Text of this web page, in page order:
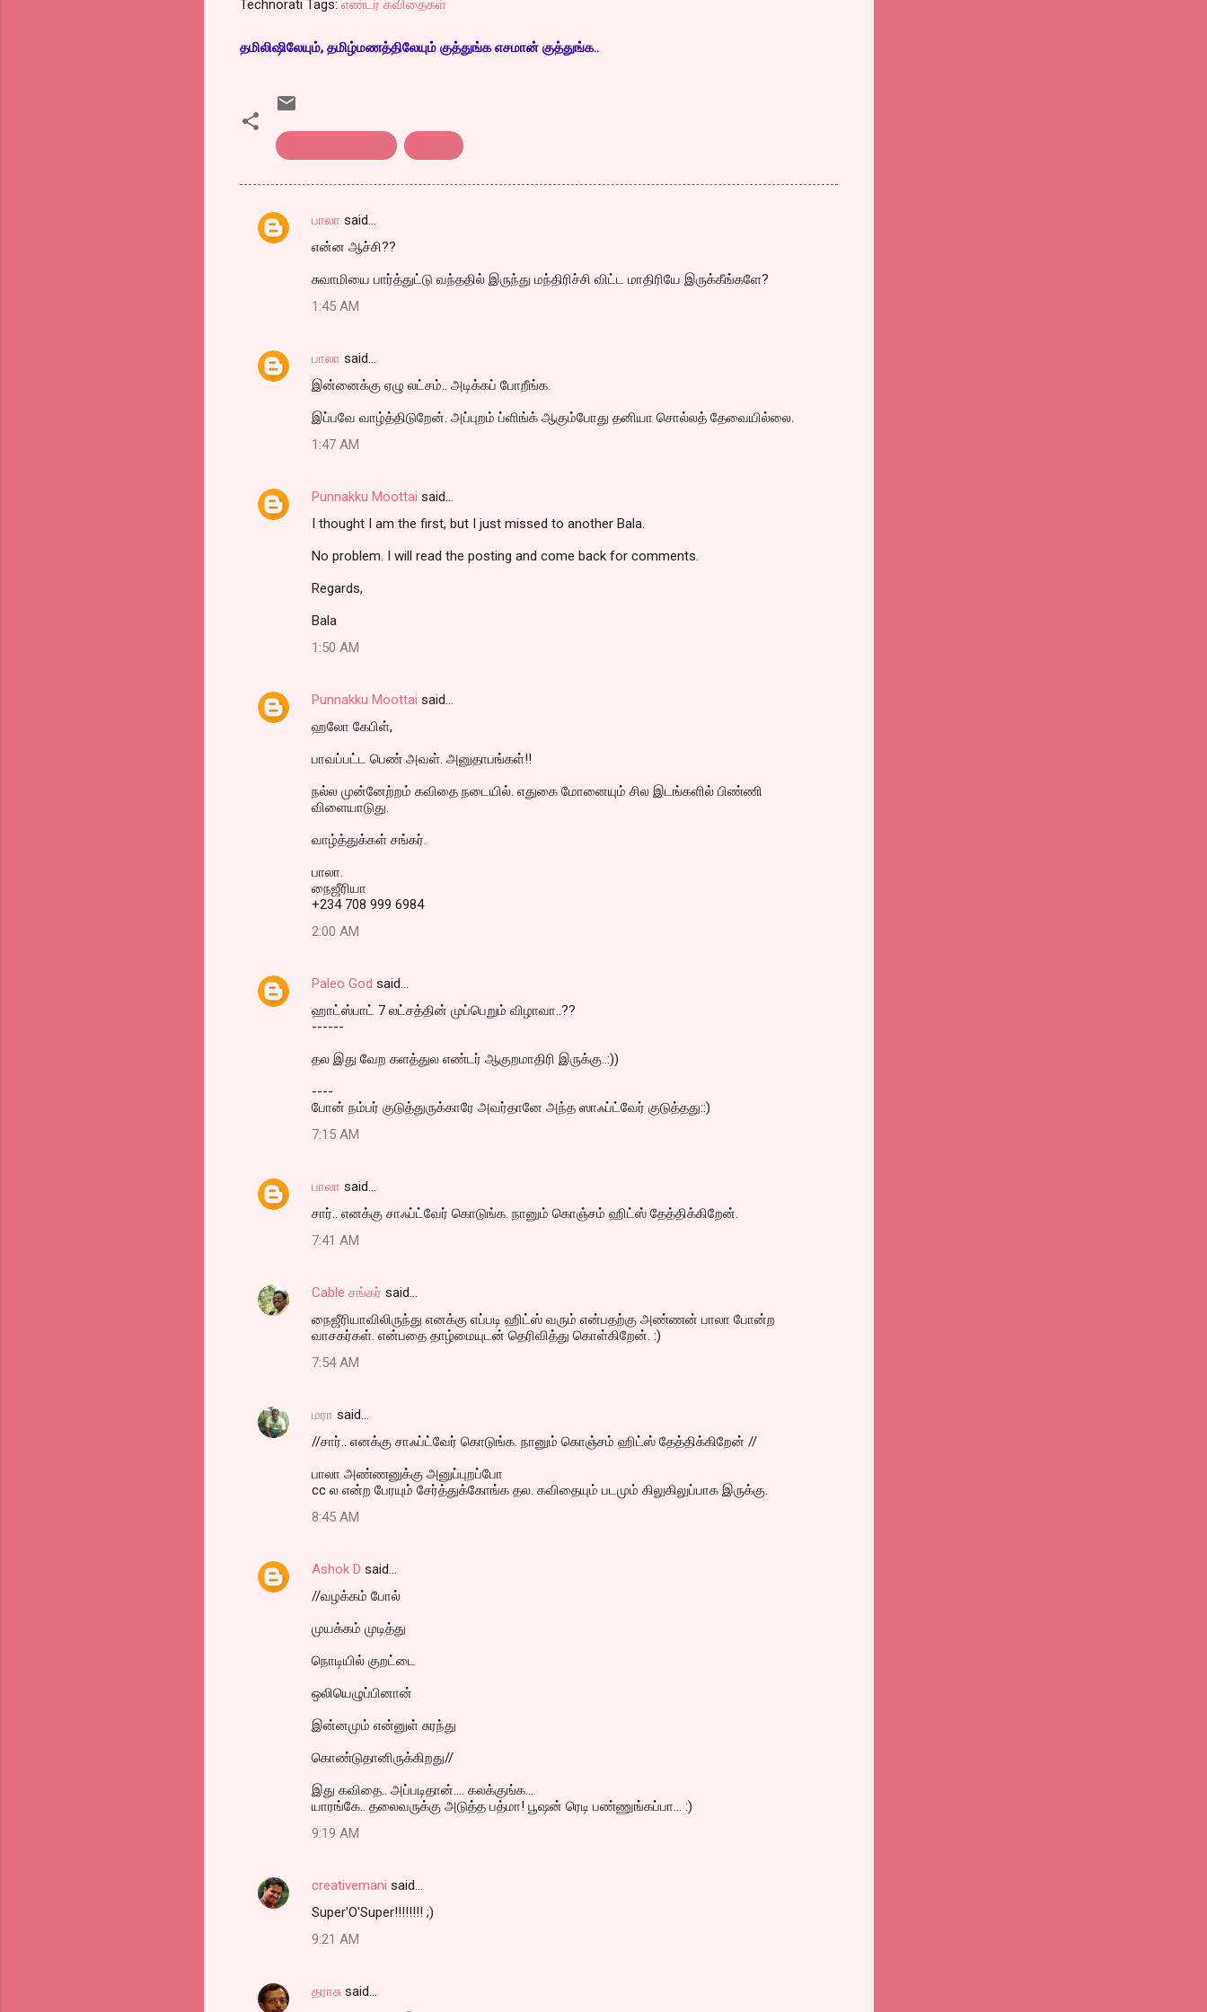
Technorati Tags: எண்டர் கவிதைகள்
தமிலிஷிலேயும், தமிழ்மணத்திலேயும் குத்துங்க எசமான் குத்துங்க..
C
n
t
பாலா said…
என்ன ஆச்சி??
சுவாமியை பார்த்துட்டு வந்ததில் இருந்து மந்திரிச்சி விட்ட மாதிரியே இருக்கீங்களே?
1:45 AM
பாலா said…
இன்னைக்கு ஏழு லட்சம்.. அடிக்கப் போறீங்க.
இப்பவே வாழ்த்திடுறேன். அப்புறம் ப்ளிங்க் ஆகும்போது தனியா சொல்லத் தேவையில்லை.
1:47 AM
Punnakku Moottai said…
I thought I am the first, but I just missed to another Bala.
No problem. I will read the posting and come back for comments.
Regards,
Bala
1:50 AM
Punnakku Moottai said…
ஹலோ கேபிள்,
பாவப்பட்ட பெண் அவள். அனுதாபங்கள்!!
நல்ல முன்னேற்றம் கவிதை நடையில். எதுகை மோனையும் சில இடங்களில் பிண்ணி
விளையாடுது.
வாழ்த்துக்கள் சங்கர்.
பாலா.
நைஜீரியா
+234 708 999 6984
2:00 AM
Paleo God said…
ஹாட்ஸ்பாட் 7 லட்சத்தின் முப்பெறும் விழாவா..??
------
தல இது வேற களத்துல எண்டர் ஆகுறமாதிரி இருக்கு..:))
----
போன் நம்பர் குடுத்துருக்காரே அவர்தானே அந்த ஸாஃப்ட்வேர் குடுத்தது::)
7:15 AM
பாலா said…
சார்.. எனக்கு சாஃப்ட்வேர் கொடுங்க. நானும் கொஞ்சம் ஹிட்ஸ் தேத்திக்கிறேன்.
7:41 AM
Cable சங்கர் said…
நைஜீரியாவிலிருந்து எனக்கு எப்படி ஹிட்ஸ் வரும் என்பதற்கு அண்ணன் பாலா போன்ற
வாசகர்கள். என்பதை தாழ்மையுடன் தெரிவித்து கொள்கிறேன். :)
7:54 AM
மரா said…
//சார்.. எனக்கு சாஃப்ட்வேர் கொடுங்க. நானும் கொஞ்சம் ஹிட்ஸ் தேத்திக்கிறேன் //
பாலா அண்ணனுக்கு அனுப்புறப்போ
cc ல என்ற பேரயும் சேர்த்துக்கோங்க தல. கவிதையும் படமும் கிலுகிலுப்பாக இருக்கு.
8:45 AM
Ashok D said…
//வழக்கம் போல்
முயக்கம் முடித்து
நொடியில் குறட்டை
ஒலியெழுப்பினான்
இன்னமும் என்னுள் சுரந்து
கொண்டுதானிருக்கிறது//
இது கவிதை.. அப்படிதான்.... கலக்குங்க...
யாரங்கே.. தலைவருக்கு அடுத்த பத்மா! பூஷன் ரெடி பண்ணுங்கப்பா... :)
9:19 AM
creativemani said…
Super'O'Super!!!!!!!! ;)
9:21 AM
தராசு said…